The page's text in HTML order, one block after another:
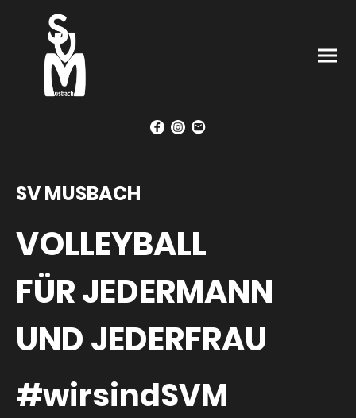
SV MUSBACH
VOLLEYBALL
FÜR JEDERMANN
UND JEDERFRAU
#wirsindSVM